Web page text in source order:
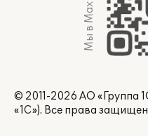
Мы в Max
© 2011-2026 АО «Группа
«1С»). Все права